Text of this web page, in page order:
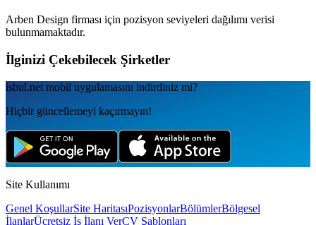
Arben Design firması için pozisyon seviyeleri dağılımı verisi
bulunmamaktadır.
İlginizi Çekebilecek Şirketler
isbul.net mobil uygulamаsını indirdiniz mi?
Hiçbir güncellemeyi kaçırmayın!
Site Kullanımı
Genel KoşullarSite HaritasıPozisyonlarBölümlerBölgesel
İlanlarÜcretsiz İş İlanı VerCV Şablonları